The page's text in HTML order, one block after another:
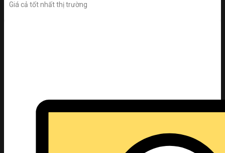
Giá cả tốt nhất thị trường